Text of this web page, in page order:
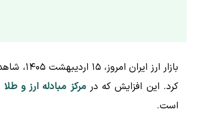
بازار ارز ایران امروز، ۱۵ اردیبهشت ۱۴۰۵، شاهد ادامه روند صعودی نرخ‌ها بود؛ به طوری که
کرد. این افزایش که درمرکز مبادله ارز و طلا
است.